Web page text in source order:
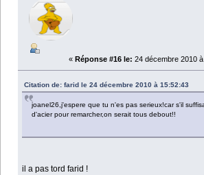
« Réponse #16 le: 24 décembre 2010
Citation de: farid le 24 décembre 2010 à 15:52:43
joanel26,j'espere que tu n'es pas serieux!car s'il
d'acier pour remarcher,on serait tous debout!!
il a pas tord farid !